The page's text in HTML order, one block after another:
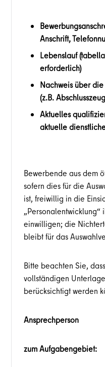
Anschrift,
Lebenslauf
erforderlich)
Nachweis über
(z.B.
Aktuelles
aktuelle
Bewerbende aus dem
sofern dies für die
ist, freiwillig in die
„Personalentwicklung“
einwilligen; die
bleibt für das
Bitte beachten Sie,
vollständigen
berücksichtigt werden
Ansprechperson
zum Aufgabengebiet: